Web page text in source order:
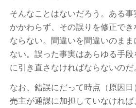
そんなことはないだろう。ある
かかわらず、その誤りを修正で
ならない。間違いを間違いのま
ない。誤った事実はあらゆる手
に引き直さなければならないのだ。
なお、錯誤にだって時点（原因日
売主が通謀に加担していなけれ